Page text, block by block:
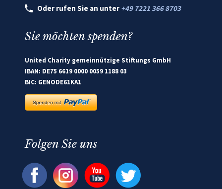
Oder rufen Sie an unter +49 7221 366 8703
Sie möchten spenden?
United Charity gemeinnützige Stiftungs GmbH
IBAN: DE75 6619 0000 0059 1188 03
BIC: GENODE61KA1
Folgen Sie uns